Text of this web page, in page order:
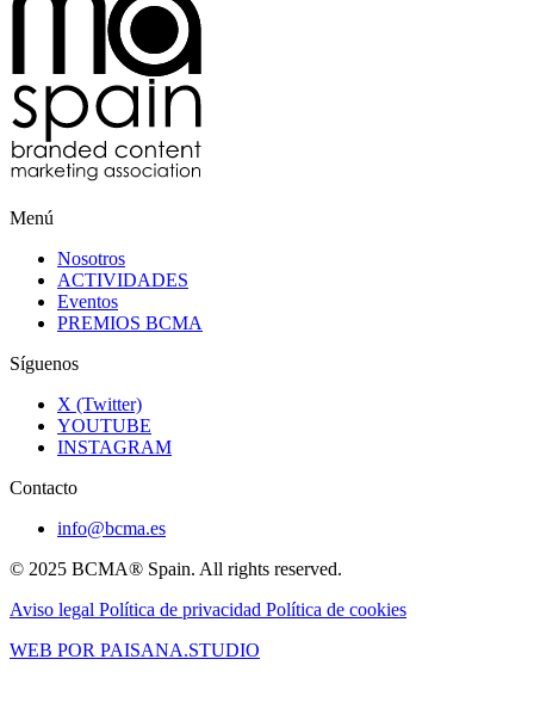
Menú
Nosotros
ACTIVIDADES
Eventos
PREMIOS BCMA
Síguenos
X (Twitter)
YOUTUBE
INSTAGRAM
Contacto
info@bcma.es
© 2025 BCMA® Spain. All rights reserved.
Aviso legal Política de privacidad Política de cookies
WEB POR PAISANA.STUDIO